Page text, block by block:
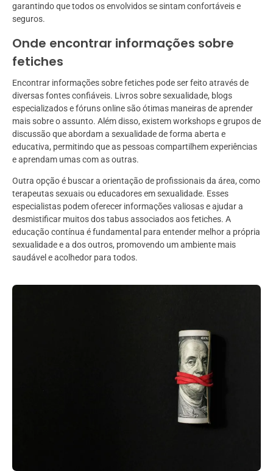
garantindo que todos os envolvidos se sintam confortáveis e
seguros.
Onde encontrar informações sobre
fetiches
Encontrar informações sobre fetiches pode ser feito através de
diversas fontes confiáveis. Livros sobre sexualidade, blogs
especializados e fóruns online são ótimas maneiras de aprender
mais sobre o assunto. Além disso, existem workshops e grupos de
discussão que abordam a sexualidade de forma aberta e
educativa, permitindo que as pessoas compartilhem experiências
e aprendam umas com as outras.
Outra opção é buscar a orientação de profissionais da área, como
terapeutas sexuais ou educadores em sexualidade. Esses
especialistas podem oferecer informações valiosas e ajudar a
desmistificar muitos dos tabus associados aos fetiches. A
educação contínua é fundamental para entender melhor a própria
sexualidade e a dos outros, promovendo um ambiente mais
saudável e acolhedor para todos.